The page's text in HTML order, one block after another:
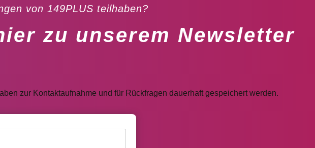
von 149PLUS teilhaben?
zu unserem Newsletter
zur Kontaktaufnahme und für Rückfragen dauerhaft gespeichert werden.